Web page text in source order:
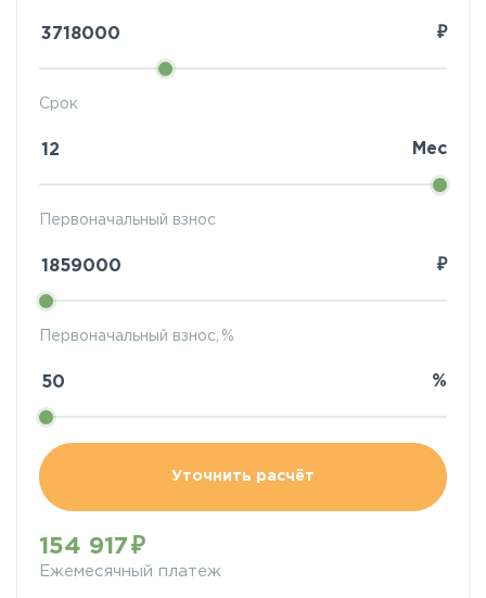
₽
Первоначальный взнос
₽
Срок
Мес
Первоначальный взнос, %
%
Уточнить расчёт
154 917
Ежемесячный платеж